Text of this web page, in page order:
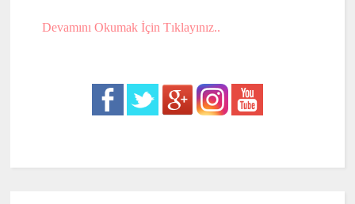
Devamını Okumak İçin Tıklayınız..